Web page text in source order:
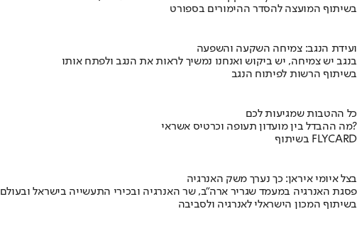
בשיתוף המועצה להסדר ההימורים בספורט
ועידת הנגב: צמיחה השקעה והשפעה
בנגב יש צמיחה, יש ביקוש ואנחנו נמשיך לראות את הנגב ולפתח אותו
בשיתוף הרשות לפיתוח הנגב
כל ההטבות שמגיעות לכם
מה ההבדל בין מועדון תעופה וכרטיס אשראי?
בשיתוף FLYCARD
בצל איומי איראן: כך נערך משק האנרגיה
פסגת האנרגיה במעמד שגריר ארה"ב, שר האנרגיה ובכירי התעשייה בישראל ובעולם
בשיתוף המכון הישראלי לאנרגיה ולסביבה